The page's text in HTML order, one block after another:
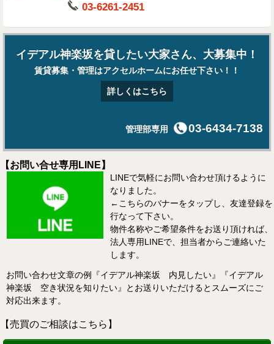
03-6261-2451
イデアル神楽坂を貸したい大家さん、大募集中！
賃貸募集・管理はアクセルホームにお任せ下さい！！
詳しくはこちら
管理部専用 03-6434-7138
【お問い合せ専用LINE】
LINEで気軽にお問い合わせ頂けるように
なりました。
←こちらのバナーをタップし、友達登録を
行なって下さい。
物件名称やご希望条件をお送り頂ければ、
法人専用LINEで、担当者からご連絡いた
します。
お問い合わせ文章の例『イデアル神楽坂 内見したい』『イデアル
神楽坂 空き状況を知りたい』とお送りいただけるとスムーズにご
対応出来ます。
【売買のご相談はこちら】